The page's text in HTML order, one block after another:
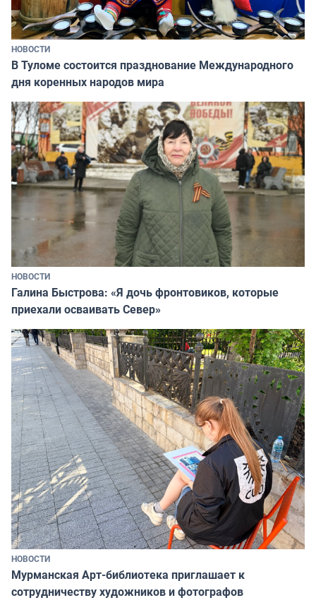
НОВОСТИ
В Туломе состоится празднование Международного
дня коренных народов мира
НОВОСТИ
Галина Быстрова: «Я дочь фронтовиков, которые
приехали осваивать Север»
НОВОСТИ
Мурманская Арт-библиотека приглашает к
сотрудничеству художников и фотографов